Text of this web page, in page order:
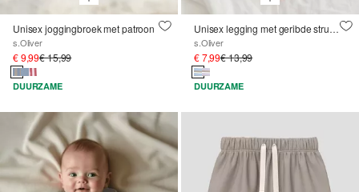
Unisex joggingbroek met patroon
s.Oliver
€ 9,99€ 15,99
DUURZAME
Unisex legging met geribde structuur
s.Oliver
€ 7,99€ 13,99
DUURZAME